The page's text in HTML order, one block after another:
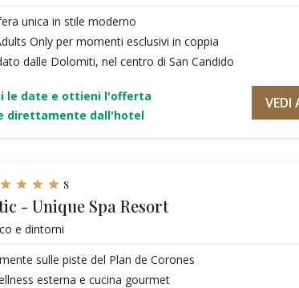
unica in stile moderno
Only per momenti esclusivi in coppia
dalle Dolomiti, nel centro di San Candido
le date e ottieni l'offerta
direttamente dall'hotel
VEDI
s
- Unique Spa Resort
e dintorni
sulle piste del Plan de Corones
esterna e cucina gourmet